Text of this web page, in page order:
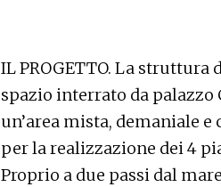
IL PROGETTO. La struttura
spazio interrato da
un’area mista, demaniale
per la realizzazione dei 4
Proprio a due passi dal